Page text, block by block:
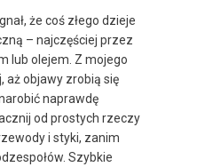
że coś złego dzieje
– najczęściej przez
lub olejem. Z mojego
aż objawy zrobią się
naprawdę
od prostych rzeczy
i styki, zanim
Szybkie